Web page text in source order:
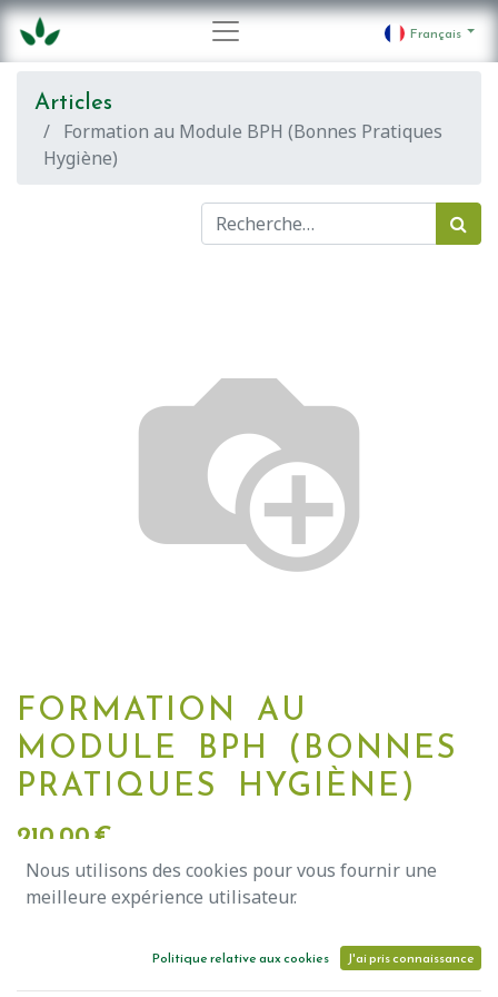
Français
Articles
Formation au Module BPH (Bonnes Pratiques
Hygiène)
FORMATION AU
MODULE BPH (BONNES
PRATIQUES HYGIÈNE)
210,00€
Ajouter au panier
Nous utilisons des cookies pour vous fournir une
meilleure expérience utilisateur.
Politique relative aux cookies J'ai pris connaissance